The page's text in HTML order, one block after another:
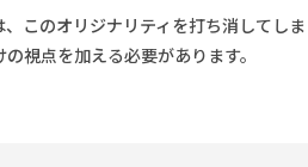
このオリジナリティを打ち消してしま
視点を加える必要があります。